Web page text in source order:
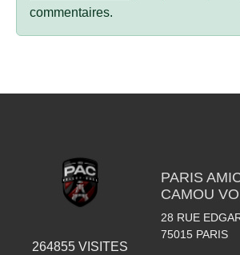
commentaires.
264855 VISITES
PARIS
CAMOU
28 RUE
75015 PARIS